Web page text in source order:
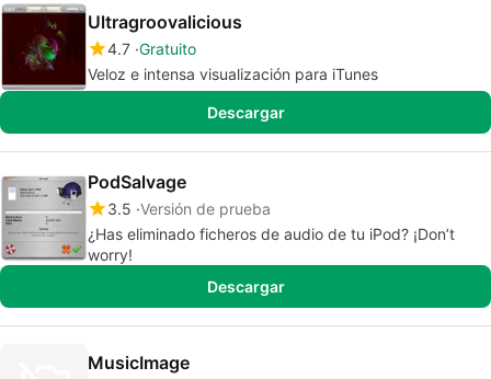
Ultragroovalicious
4.7 Gratuito
Veloz e intensa visualización para iTunes
Descargar
PodSalvage
3.5 Versión de prueba
¿Has eliminado ficheros de audio de tu iPod? ¡Don’t
worry!
Descargar
MusicImage